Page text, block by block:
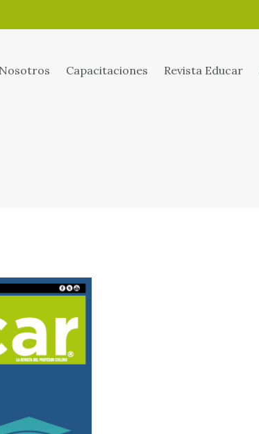
Nosotros Capacitaciones Revista Educar